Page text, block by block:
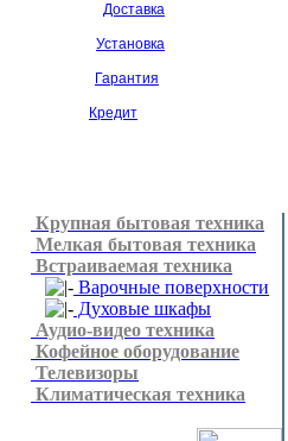
Доставка
Установка
Гарантия
Кредит
Крупная бытовая техника
Мелкая бытовая техника
Встраиваемая техника
Варочные поверхности
Духовые шкафы
Аудио-видео техника
Кофейное оборудование
Телевизоры
Климатическая техника